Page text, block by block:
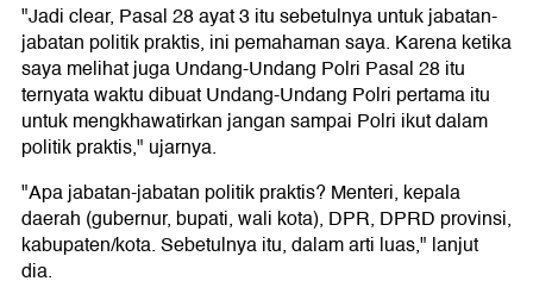
"Jadi clear, Pasal 28 ayat 3 itu sebetulnya untuk jabatan-
jabatan politik praktis, ini pemahaman saya. Karena ketika
saya melihat juga Undang-Undang Polri Pasal 28 itu
ternyata waktu dibuat Undang-Undang Polri pertama itu
untuk mengkhawatirkan jangan sampai Polri ikut dalam
politik praktis," ujarnya.
"Apa jabatan-jabatan politik praktis? Menteri, kepala
daerah (gubernur, bupati, wali kota), DPR, DPRD provinsi,
kabupaten/kota. Sebetulnya itu, dalam arti luas," lanjut
dia.